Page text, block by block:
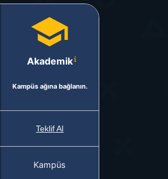
Akademik
Kampüs ağına bağlanın.
Teklif Al
Kampüs